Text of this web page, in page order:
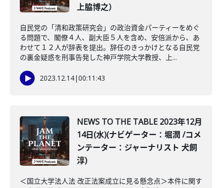
上脇博之）
自民党の「清和政策研究会」の政治資金パーティーをめぐ
る問題で、閣僚４人、副大臣５人を含め、安倍派から、あ
わせて１２人が辞表を提出。辞任のきっかけとなる自民党
の裏金疑惑を刑事告発した神戸学院大学教授、上...
2023.12.14|00:11:43
NEWS TO THE TABLE 2023年12月
14日(水)(ナビゲーター：堀潤 /コメ
ンテーター：ジャーナリスト 犬飼
淳)
＜国立大学法人法 改正法案成立に見る懸念点＞本件に関す